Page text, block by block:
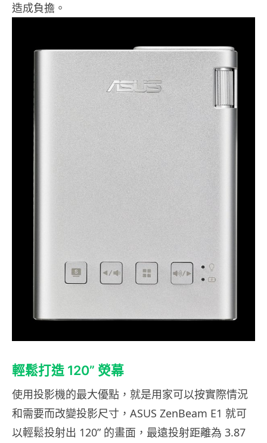
造成負擔。
輕鬆打造 120” 熒幕
使用投影機的最大優點，就是用家可以按實際情況
和需要而改變投影尺寸，ASUS ZenBeam E1 就可
以輕鬆投射出 120” 的畫面，最遠投射距離為 3.87